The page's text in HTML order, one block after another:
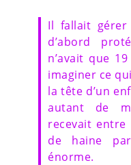
Il fallait
d’abord
n’avait que
imaginer ce
la tête d’un
autant de
recevait entre
de haine
énorme.